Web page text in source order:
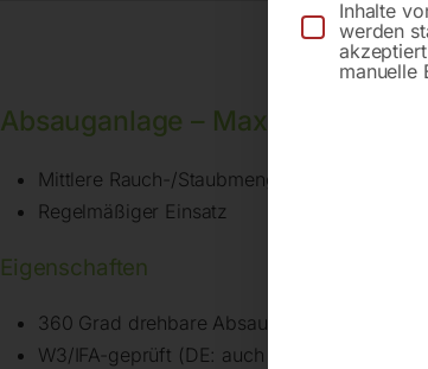
Absauganlage – MaxiFil stationär
Mittlere Rauch-/Staubmengen
Regelmäßiger Einsatz
Eigenschaften
360 Grad drehbare Absaughaube mit
W3/IFA-geprüft (DE: auch geeignet für
Inhalte
werden
manuelle